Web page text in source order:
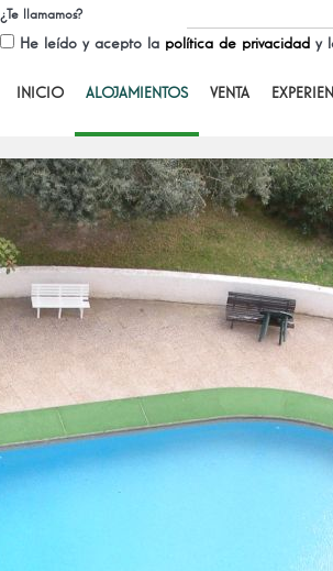
¿Te llamamos?
He leído y acepto la política de privacidad y
INICIO ALOJAMIENTOS VENTA